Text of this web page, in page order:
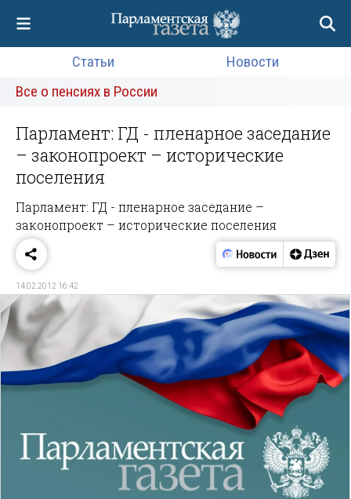
Статьи
Новости
Все о пенсиях в России
Парламент: ГД - пленарное заседание
– законопроект – исторические
поселения
Парламент: ГД - пленарное заседание –
законопроект – исторические поселения
14.02.2012 16:42